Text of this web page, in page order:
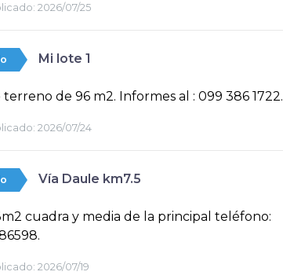
2026/07/25
Mi lote 1
terreno de 96 m2. Informes al : 099 386 1722.
2026/07/24
Vía Daule km7.5
cuadra y media de la principal teléfono:
2026/07/19